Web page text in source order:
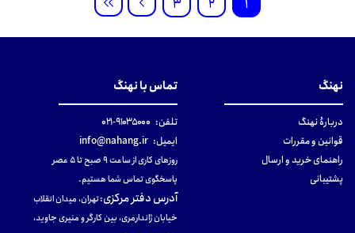
1
2
3
نهنگ
دربارهٔ نهنگ
قوانین و مقررات
راهنمای خرید و ارسال
پشتیبانی
تماس با نهنگ
تلفن: ۹۱۰۳۵۰۰۰-۰۲۱
ایمیل: info@nahang.ir
روزهای کاری از ساعت ۹ صبح تا ۵ عصر
پاسخگوی تماس شما هستیم.
آدرس دفتر مرکزی:تهران، میدان انقلاب
خیابان ژاندارمری، بین کارگر و منیری جاوید،